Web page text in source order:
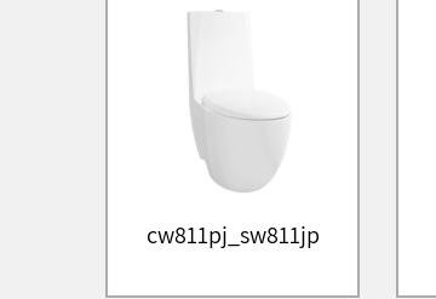
cw811pj_sw811jp